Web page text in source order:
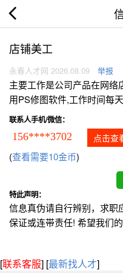
店铺美工
永春人才网 2026.08.09 举报
主要工作是公司产品在网
用PS修图软件,工作时间每
联系人手机/微信：
156****3702 点击查
(查看需要10金币)
特此声明：
信息真伪请自行辨别，求职
保证或连带责任! 希望我们
[联系客服] [最新找人才]